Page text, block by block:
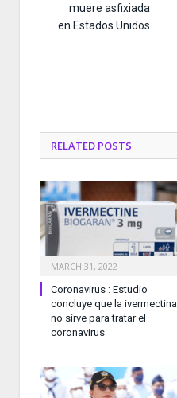
muere asfixiada
en Estados Unidos
RELATED POSTS
MARCH 31, 2022
Coronavirus : Estudio
concluye que la ivermectina
no sirve para tratar el
coronavirus